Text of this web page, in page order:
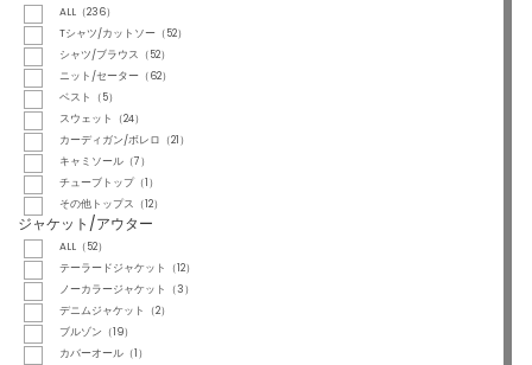
ALL（236）
Tシャツ/カットソー（52）
シャツ/ブラウス（52）
ニット/セーター（62）
ベスト（5）
スウェット（24）
カーディガン/ボレロ（21）
キャミソール（7）
チューブトップ（1）
その他トップス（12）
ジャケット/アウター
ALL（52）
テーラードジャケット（12）
ノーカラージャケット（3）
デニムジャケット（2）
ブルゾン（19）
カバーオール（1）